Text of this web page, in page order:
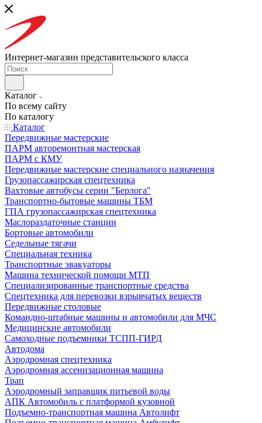
Интернет-магазин представительского класса
Каталог
По всему сайту
По каталогу
Каталог
Передвижные мастерские
ПАРМ авторемонтная мастерская
ПАРМ с КМУ
Передвижные мастерские специального назначения
Грузопассажирская спецтехника
Вахтовые автобусы серии "Берлога"
Транспортно-бытовые машины ТБМ
ГПА грузопассажирская спецтехника
Маслораздаточные станции
Бортовые автомобили
Седельные тягачи
Специальная техника
Транспортные эвакуаторы
Машина технической помощи МТП
Специализированные транспортные средства
Спецтехника для перевозки взрывчатых веществ
Передвижные столовые
Командно-штабные машины и автомобили для МЧС
Медицинские автомобили
Самоходные подъемники ТСПП-ГИРД
Автодома
Аэродромная спецтехника
Аэродромная ассенизационная машина
Трап
Аэродромный заправщик питьевой воды
АПК Автомобиль с платформой кузовной
Подъемно-транспортная машина Автолифт